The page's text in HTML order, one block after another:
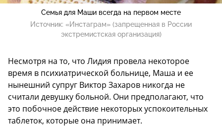
Семья для Маши всегда на первом месте
Источник: «Инстаграм» (запрещенная в России
экстремистская организация)
Несмотря на то, что Лидия провела некоторое
время в психиатрической больнице, Маша и ее
нынешний супруг Виктор Захаров никогда не
считали девушку больной. Они предполагают, что
это побочное действие некоторых успокоительных
таблеток, которые она принимает.